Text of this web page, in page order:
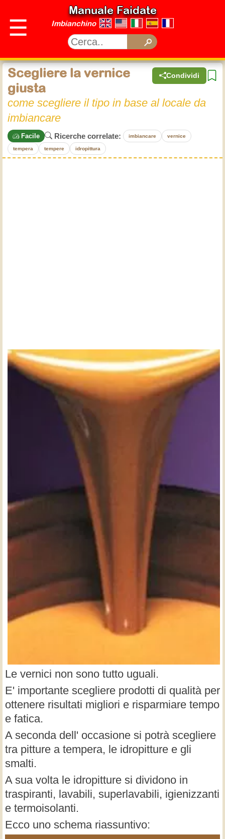
☰
Manuale Faidate
Imbianchino
Condividi
Scegliere la vernice
giusta
come scegliere il tipo in base al locale da
imbiancare
Facile Ricerche correlate: imbiancare vernice
tempera tempere idropittura
Le vernici non sono tutto uguali.
E' importante scegliere prodotti di qualità per
ottenere risultati migliori e risparmiare tempo
e fatica.
A seconda dell' occasione si potrà scegliere
tra pitture a tempera, le idropitture e gli
smalti.
A sua volta le idropitture si dividono in
traspiranti, lavabili, superlavabili, igienizzanti
e termoisolanti.
Ecco uno schema riassuntivo: